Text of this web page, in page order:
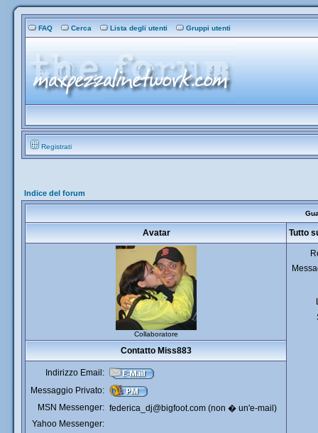
FAQ Cerca Lista degli utenti Gruppi utenti
Registrati
Indice del forum
Avatar Tutto
Collaboratore
Contatto Miss883
Indirizzo Email:
Messaggio Privato:
MSN Messenger: federica_dj@bigfoot.com (non � un'e-mail)
Yahoo Messenger: